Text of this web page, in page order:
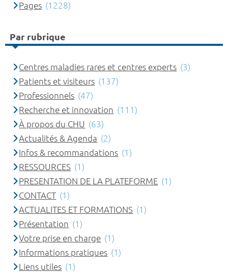
Pages (1228)
Par rubrique
Centres maladies rares et centres experts (3)
Patients et visiteurs (137)
Professionnels (47)
Recherche et innovation (111)
À propos du CHU (63)
Actualités & Agenda (2)
Infos & recommandations (1)
RESSOURCES (1)
PRESENTATION DE LA PLATEFORME (1)
CONTACT (1)
ACTUALITES ET FORMATIONS (1)
Présentation (1)
Votre prise en charge (1)
Informations pratiques (1)
Liens utiles (1)